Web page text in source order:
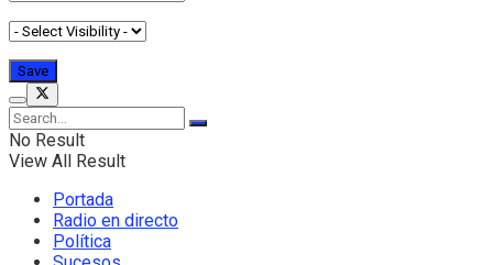
No Result
View All Result
Portada
Radio en directo
Política